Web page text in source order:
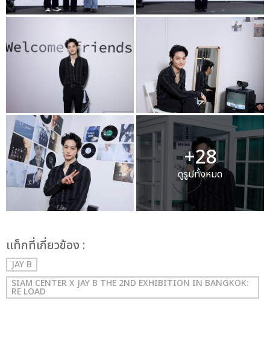
+28
ดูรูปทั้งหมด
เเท็กที่เกี่ยวข้อง :
JAY B
SIAM CENTER X JAY B THE 2ND EXHIBITION IN BANGKOK:
RE LOAD